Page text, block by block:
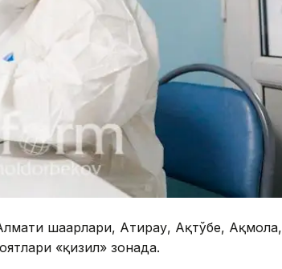
шаҳарлари, Атирау, Ақтўбе, Ақмола,
«қизил» зонада.